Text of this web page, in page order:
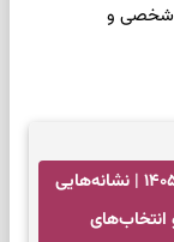
شخصی و
فال شمع امروز یکشنبه ۱۸ مرداد ۱۴۰۵ | نشانه‌هایی
انتخاب‌های